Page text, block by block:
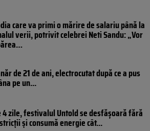
care va primi o mărire de salariu până la
verii, potrivit celebrei Neti Sandu: „Vor
de 21 de ani, electrocutat după ce a pus
pe un...
4 zile, festivalul Untold se desfășoară fără
și consumă energie cât...